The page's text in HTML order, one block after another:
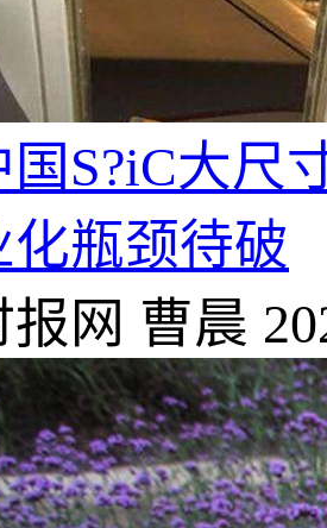
国S?iC大尺
化瓶颈待破
网 曹晨